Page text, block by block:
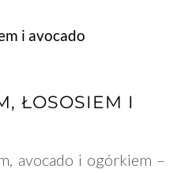
ŁOSOSIEM I
avocado i ogórkiem –